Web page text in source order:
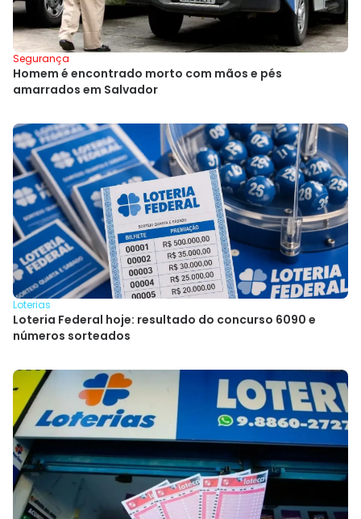
Segurança
Homem é encontrado morto com mãos e pés
amarrados em Salvador
Loterias
Loteria Federal hoje: resultado do concurso 6090 e
números sorteados